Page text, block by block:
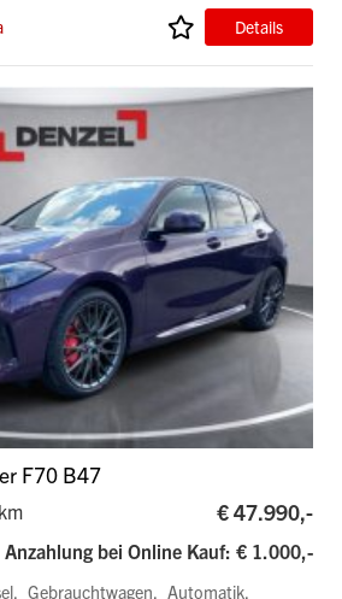
Details
F70 B47
€ 47.990,-
Anzahlung bei Online Kauf: € 1.000,-
Gebrauchtwagen Automatik